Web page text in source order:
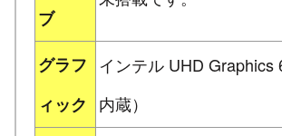
ブ
グラフ
ィック
インテル UHD Graphics
内蔵）